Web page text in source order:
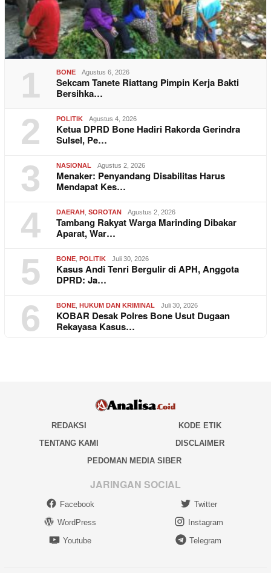
1 BONE Agustus 6, 2026
Sekcam Tanete Riattang Pimpin Kerja Bakti
Bersihka…
2 POLITIK Agustus 4, 2026
Ketua DPRD Bone Hadiri Rakorda Gerindra
Sulsel, Pe…
3 NASIONAL Agustus 2, 2026
Menaker: Penyandang Disabilitas Harus
Mendapat Kes…
4 DAERAH SOROTAN Agustus 2, 2026
Tambang Rakyat Warga Marinding Dibakar
Aparat, War…
5 BONE POLITIK Juli 30, 2026
Kasus Andi Tenri Bergulir di APH, Anggota
DPRD: Ja…
6 BONE HUKUM DAN KRIMINAL Juli 30, 2026
KOBAR Desak Polres Bone Usut Dugaan
Rekayasa Kasus…
REDAKSI
KODE ETIK
TENTANG KAMI
DISCLAIMER
PEDOMAN MEDIA SIBER
JARINGAN SOCIAL
Facebook
Twitter
WordPress
Instagram
Youtube
Telegram